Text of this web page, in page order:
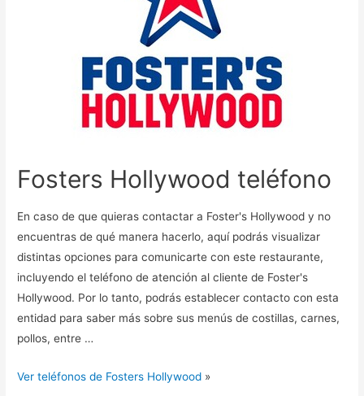
Fosters Hollywood teléfono
En caso de que quieras contactar a Foster's Hollywood y no
encuentras de qué manera hacerlo, aquí podrás visualizar
distintas opciones para comunicarte con este restaurante,
incluyendo el teléfono de atención al cliente de Foster's
Hollywood. Por lo tanto, podrás establecer contacto con esta
entidad para saber más sobre sus menús de costillas, carnes,
pollos, entre …
Ver teléfonos de Fosters Hollywood »